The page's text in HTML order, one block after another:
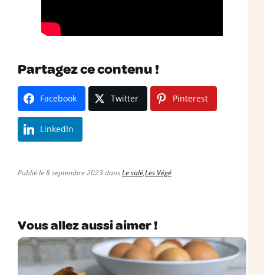
Partagez ce contenu !
Facebook Twitter Pinterest
LinkedIn
Publié le 8 septembre 2023 dansLe salé,Les Végé
Vous allez aussi aimer !